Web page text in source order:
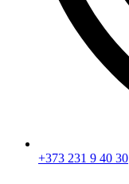
+373 231 9 40 30